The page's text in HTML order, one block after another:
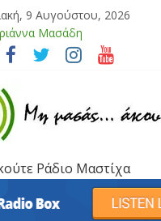
9 Αυγούστου, 2026
Μασάδη
Μπρεάζου
Τρυπιάς & Γιώργος
Αγαπητός
Ράδιο Μαστίχα